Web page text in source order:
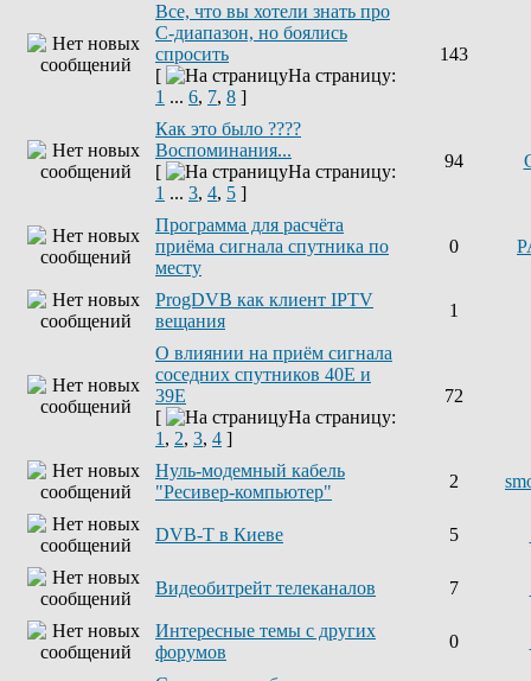
Все, что вы хотели знать про
С-диапазон, но боялись
спросить
[
На страницу:
1 ... 6, 7, 8 ]
143
Как это было ????
Воспоминания...
[
На страницу:
1 ... 3, 4, 5 ]
94
Программа для расчёта
приёма сигнала спутника по
месту
0
ProgDVB как клиент IPTV
вещания
1
О влиянии на приём сигнала
соседних спутников 40E и
39E
[
На страницу:
1 , 2, 3, 4 ]
72
Нуль-модемный кабель
"Ресивер-компьютер"
2
DVB-T в Киеве 5
Видеобитрейт телеканалов 7
Интересные темы с других
форумов
0